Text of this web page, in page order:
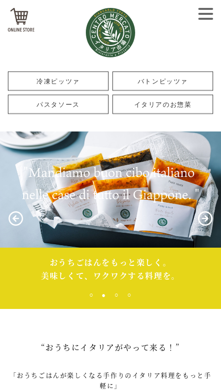
冷凍ピッツァ バトンピッツァ
パスタソース イタリアのお惣菜
おうちごはんをもっと楽しく。
美味しくて、ワクワクする料理を。
○ ● ○ ○
“おうちにイタリアがやって来る！”
「おうちごはんが楽しくなる手作りのイタリア料理をもっと手
軽に」